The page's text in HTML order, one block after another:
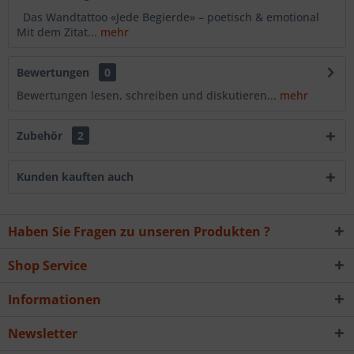
Das Wandtattoo «Jede Begierde» – poetisch & emotional
Mit dem Zitat... mehr
Bewertungen
0
Bewertungen lesen, schreiben und diskutieren... mehr
Zubehör 2
Kunden kauften auch
Haben Sie Fragen zu unseren Produkten ?
Shop Service
Informationen
Newsletter